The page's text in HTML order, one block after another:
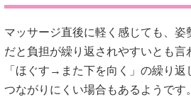
「ちょっと変だな…」
そんな違和感は、続けるより見直す
セルフケアは、安心して続けられる
す。